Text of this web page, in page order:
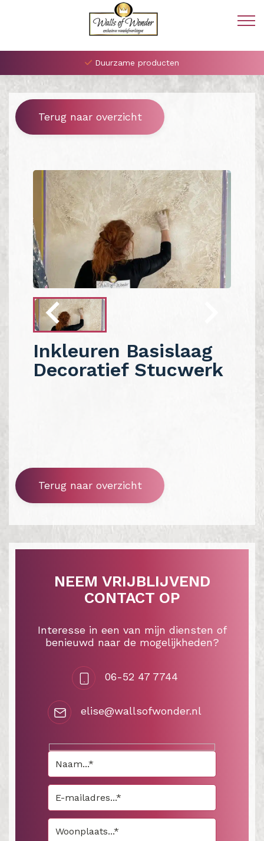
Duurzame producten
Terug naar overzicht
Inkleuren Basislaag
Decoratief Stucwerk
Terug naar overzicht
NEEM VRIJBLIJVEND
CONTACT OP
Interesse in een van mijn diensten of
benieuwd naar de mogelijkheden?
06-52 47 7744
elise@wallsofwonder.nl